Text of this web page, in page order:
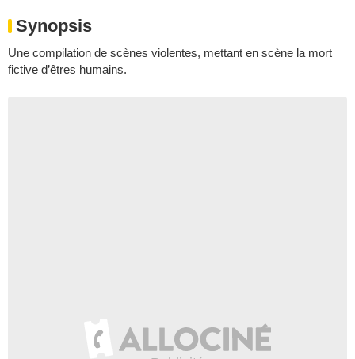
Synopsis
Une compilation de scènes violentes, mettant en scène la mort
fictive d’êtres humains.